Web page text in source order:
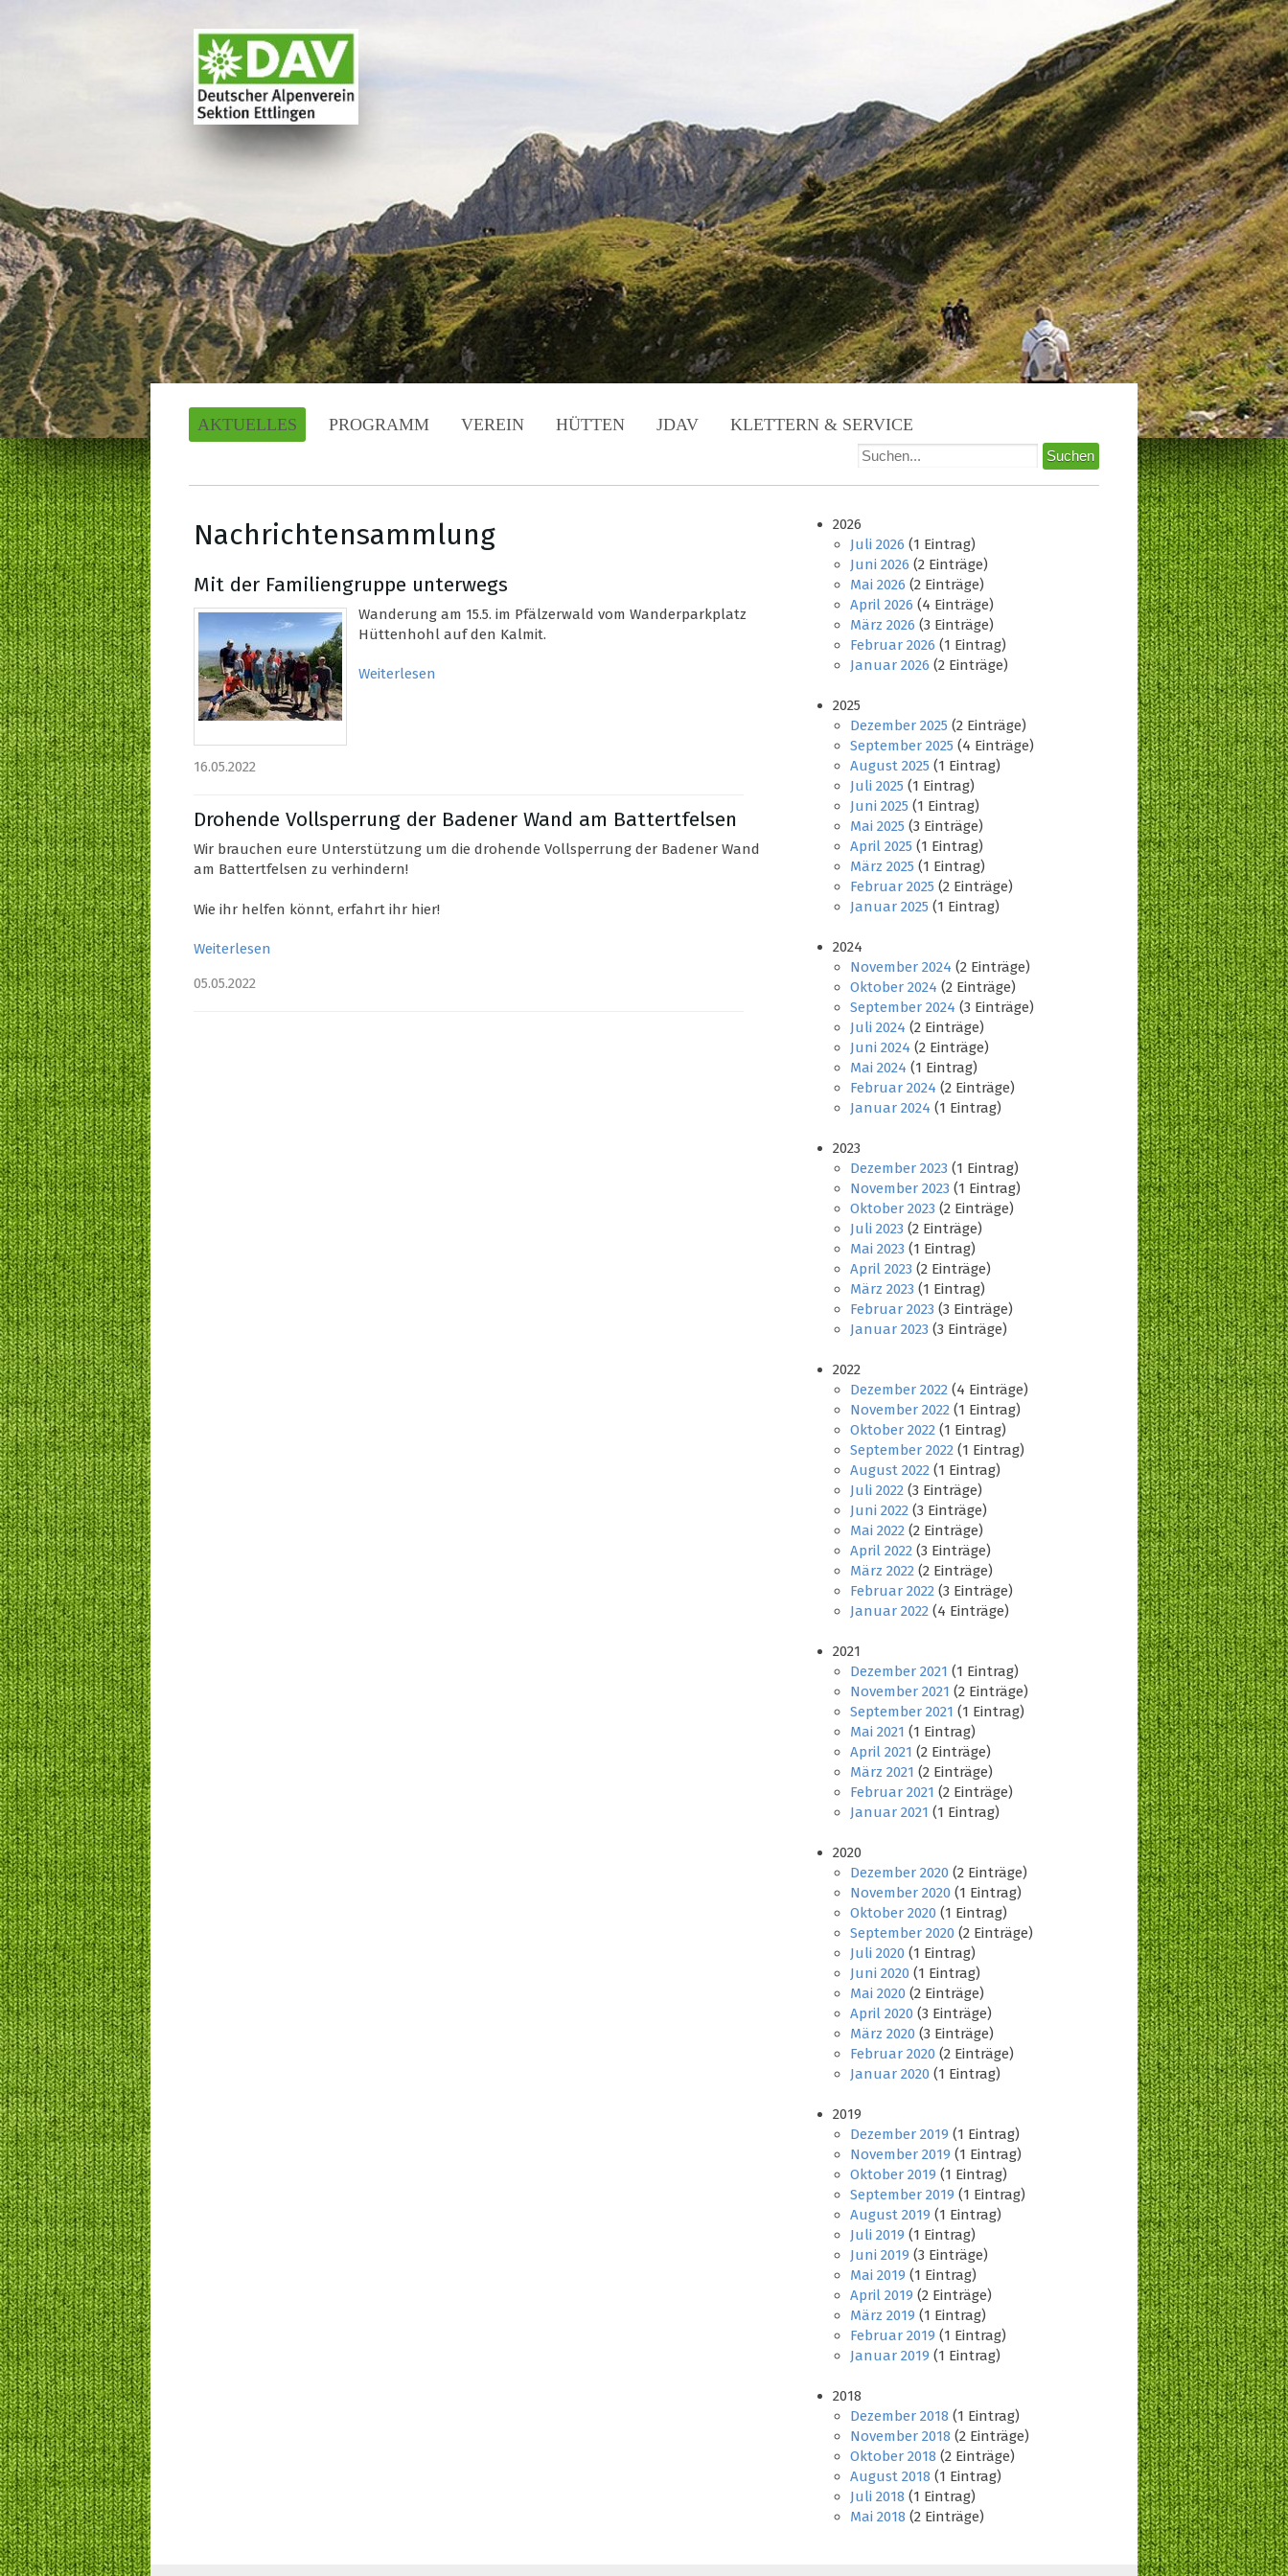
AKTUELLES PROGRAMM VEREIN HÜTTEN JDAV KLETTERN & SERVICE
2026
Juli 2026 (1 Eintrag)
Juni 2026 (2 Einträge)
Mai 2026 (2 Einträge)
April 2026 (4 Einträge)
März 2026 (3 Einträge)
Februar 2026 (1 Eintrag)
Januar 2026 (2 Einträge)
2025
Dezember 2025 (2 Einträge)
September 2025 (4 Einträge)
August 2025 (1 Eintrag)
Juli 2025 (1 Eintrag)
Juni 2025 (1 Eintrag)
Mai 2025 (3 Einträge)
April 2025 (1 Eintrag)
März 2025 (1 Eintrag)
Februar 2025 (2 Einträge)
Januar 2025 (1 Eintrag)
2024
November 2024 (2 Einträge)
Oktober 2024 (2 Einträge)
September 2024 (3 Einträge)
Juli 2024 (2 Einträge)
Juni 2024 (2 Einträge)
Mai 2024 (1 Eintrag)
Februar 2024 (2 Einträge)
Januar 2024 (1 Eintrag)
2023
Dezember 2023 (1 Eintrag)
November 2023 (1 Eintrag)
Oktober 2023 (2 Einträge)
Juli 2023 (2 Einträge)
Mai 2023 (1 Eintrag)
April 2023 (2 Einträge)
März 2023 (1 Eintrag)
Februar 2023 (3 Einträge)
Januar 2023 (3 Einträge)
2022
Dezember 2022 (4 Einträge)
November 2022 (1 Eintrag)
Oktober 2022 (1 Eintrag)
September 2022 (1 Eintrag)
August 2022 (1 Eintrag)
Juli 2022 (3 Einträge)
Juni 2022 (3 Einträge)
Mai 2022 (2 Einträge)
April 2022 (3 Einträge)
März 2022 (2 Einträge)
Februar 2022 (3 Einträge)
Januar 2022 (4 Einträge)
2021
Dezember 2021 (1 Eintrag)
November 2021 (2 Einträge)
September 2021 (1 Eintrag)
Mai 2021 (1 Eintrag)
April 2021 (2 Einträge)
März 2021 (2 Einträge)
Februar 2021 (2 Einträge)
Januar 2021 (1 Eintrag)
2020
Dezember 2020 (2 Einträge)
November 2020 (1 Eintrag)
Oktober 2020 (1 Eintrag)
September 2020 (2 Einträge)
Juli 2020 (1 Eintrag)
Juni 2020 (1 Eintrag)
Mai 2020 (2 Einträge)
April 2020 (3 Einträge)
März 2020 (3 Einträge)
Februar 2020 (2 Einträge)
Januar 2020 (1 Eintrag)
2019
Dezember 2019 (1 Eintrag)
November 2019 (1 Eintrag)
Oktober 2019 (1 Eintrag)
September 2019 (1 Eintrag)
August 2019 (1 Eintrag)
Juli 2019 (1 Eintrag)
Juni 2019 (3 Einträge)
Mai 2019 (1 Eintrag)
April 2019 (2 Einträge)
März 2019 (1 Eintrag)
Februar 2019 (1 Eintrag)
Januar 2019 (1 Eintrag)
2018
Dezember 2018 (1 Eintrag)
November 2018 (2 Einträge)
Oktober 2018 (2 Einträge)
August 2018 (1 Eintrag)
Juli 2018 (1 Eintrag)
Mai 2018 (2 Einträge)
Nachrichtensammlung
Mit der Familiengruppe unterwegs
Wanderung am 15.5. im Pfälzerwald vom Wanderparkplatz
Hüttenhohl auf den Kalmit.
Weiterlesen
16.05.2022
Drohende Vollsperrung der Badener Wand am Battertfelsen
Wir brauchen eure Unterstützung um die drohende Vollsperrung der Badener Wand
am Battertfelsen zu verhindern!
Wie ihr helfen könnt, erfahrt ihr hier!
Weiterlesen
05.05.2022